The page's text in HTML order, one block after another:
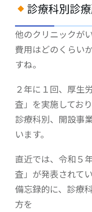
診療科別診
他のクリニックが
費用はどのくらい
すね。
２年に１回、厚生
査」を実施しており
診療科別、開設事
います。
直近では、令和５
査」が発表されてい
備忘録的に、診療
方を